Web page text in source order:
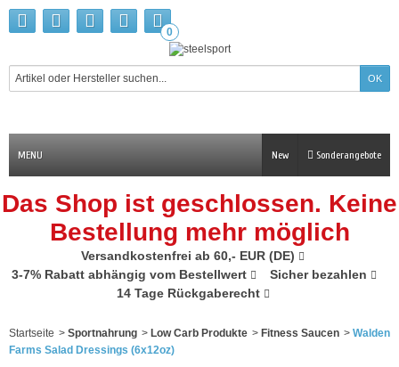
0
MENU Sonderangebote
New
Das Shop ist geschlossen. Keine
Bestellung mehr möglich
Versandkostenfrei ab 60,- EUR (DE)
3-7% Rabatt abhängig vom Bestellwert
Sicher bezahlen
14 Tage Rückgaberecht
Startseite > Sportnahrung > Low Carb Produkte > Fitness Saucen > Walden
Farms Salad Dressings (6x12oz)